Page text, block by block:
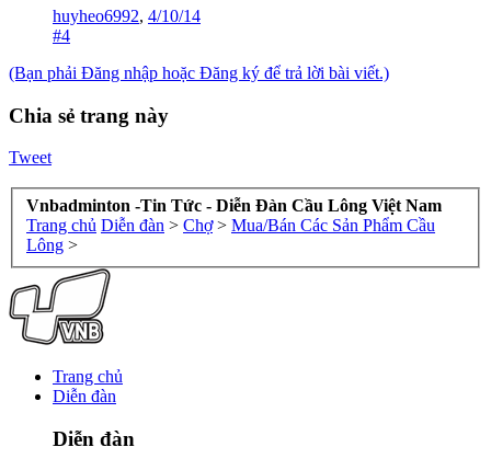
huyheo6992, 4/10/14
#4
(Bạn phải Đăng nhập hoặc Đăng ký để trả lời bài viết.)
Chia sẻ trang này
Tweet
Vnbadminton -Tin Tức - Diễn Đàn Cầu Lông Việt Nam
Trang chủ Diễn đàn > Chợ > Mua/Bán Các Sản Phẩm Cầu
Lông >
Trang chủ
Diễn đàn
Diễn đàn